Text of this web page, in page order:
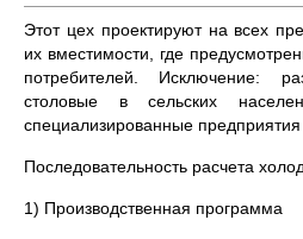
Этот цех проектируют на всех
их вместимости, где
потребителей. Исключение:
столовые в сельских
специализированные
Последовательность расчета
1) Производственная программа